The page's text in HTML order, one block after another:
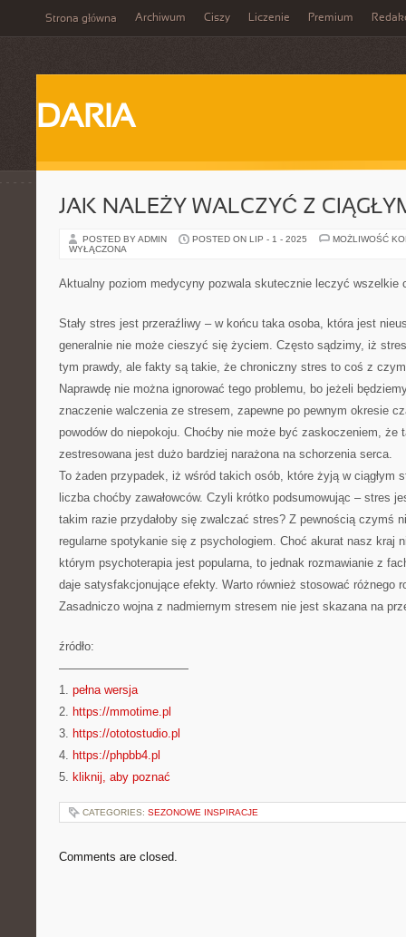
Strona główna Archiwum Ciszy Liczenie Premium
DARIA
JAK NALEŻY WALCZYĆ Z
POSTED BY ADMIN POSTED ON LIP - 1 - 2025
MOŻLIWOŚĆ
WYŁĄCZONA
Aktualny poziom medycyny pozwala skutecznie leczyć wszelkie
Stały stres jest przeraźliwy – w końcu taka osoba, która jest
generalnie nie może cieszyć się życiem. Często sądzimy, iż
tym prawdy, ale fakty są takie, że chroniczny stres to coś z
Naprawdę nie można ignorować tego problemu, bo jeżeli
znaczenie walczenia ze stresem, zapewne po pewnym okresie
powodów do niepokoju. Choćby nie może być zaskoczeniem, że
zestresowana jest dużo bardziej narażona na schorzenia serca.
To żaden przypadek, iż wśród takich osób, które żyją w ciągłym
liczba choćby zawałowców. Czyli krótko podsumowując – stres
takim razie przydałoby się zwalczać stres? Z pewnością czymś
regularne spotykanie się z psychologiem. Choć akurat nasz kraj
którym psychoterapia jest popularna, to jednak rozmawianie z
daje satysfakcjonujące efekty. Warto również stosować różnego
Zasadniczo wojna z nadmiernym stresem nie jest skazana na
źródło:
———————————
1. pełna wersja
2. https://mmotime.pl
3. https://ototostudio.pl
4. https://phpbb4.pl
5. kliknij, aby poznać
CATEGORIES: SEZONOWE INSPIRACJE
Comments are closed.